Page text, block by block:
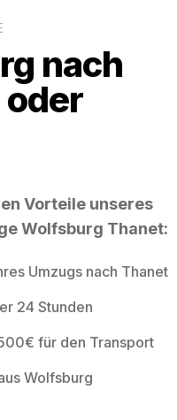
nach
Vorteile unseres
Wolfsburg Thanet:
Umzugs nach Thanet
24 Stunden
für den Transport
Wolfsburg